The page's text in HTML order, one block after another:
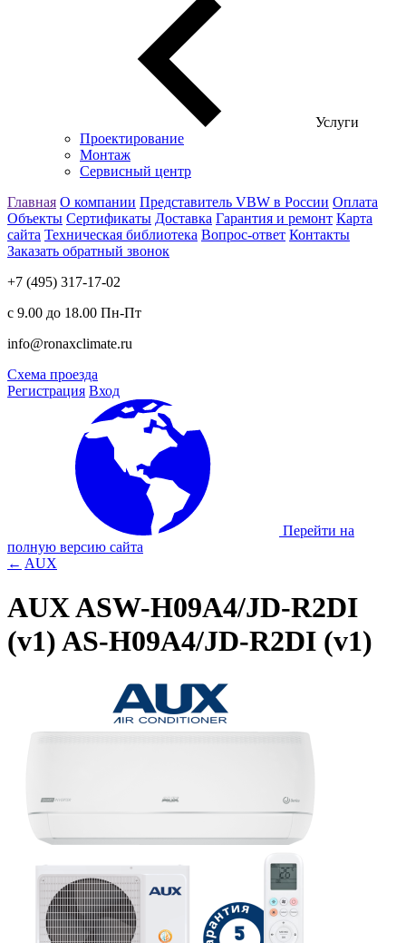
Услуги
Проектирование
Монтаж
Сервисный центр
Главная О компании Представитель VBW в России Оплата
Объекты Сертификаты Доставка Гарантия и ремонт Карта
сайта Техническая библиотека Вопрос-ответ Контакты
Заказать обратный звонок
+7 (495) 317-17-02
с 9.00 до 18.00 Пн-Пт
info@ronaxclimate.ru
Схема проезда
Регистрация Вход
Перейти на
полную версию сайта
← AUX
AUX ASW-H09A4/JD-R2DI
(v1) AS-H09A4/JD-R2DI (v1)